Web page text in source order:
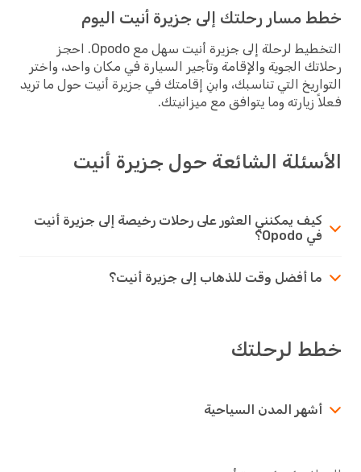
خطط مسار رحلتك إلى جزيرة أنيت اليوم
التخطيط لرحلة إلى جزيرة أنيت سهل مع Opodo. احجز
رحلاتك الجوية والإقامة وتأجير السيارة في مكان واحد، واختر
التواريخ التي تناسبك، وابنِ إقامتك في جزيرة أنيت حول ما تريد
فعلاً زيارته وما يتوافق مع ميزانيتك.
الأسئلة الشائعة حول جزيرة أنيت
كيف يمكنني العثور على رحلات رخيصة إلى جزيرة أنيت
في Opodo؟
ما أفضل وقت للذهاب إلى جزيرة أنيت؟
خطط لرحلتك
أشهر المدن السياحية